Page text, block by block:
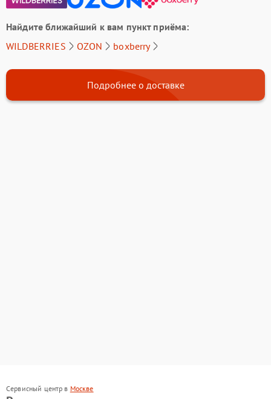
Найдите ближайший к вам пункт приёма:
WILDBERRIES
OZON boxberry
Подробнее о доставке
Сервисный центр в Москве